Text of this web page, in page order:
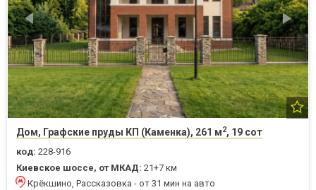
Дом, Графские пруды КП (Каменка), 261 м2, 19 сот
код: 228-916
Киевское шоссе, от МКАД: 21+7 км
Крёкшино, Рассказовка - от 31 мин на авто